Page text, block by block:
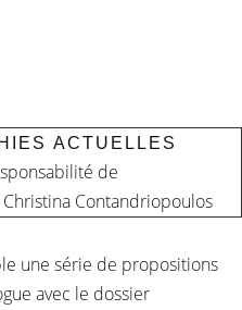
ACTUELLES
de
Christina Contandriopoulos
une série de propositions
avec le dossier